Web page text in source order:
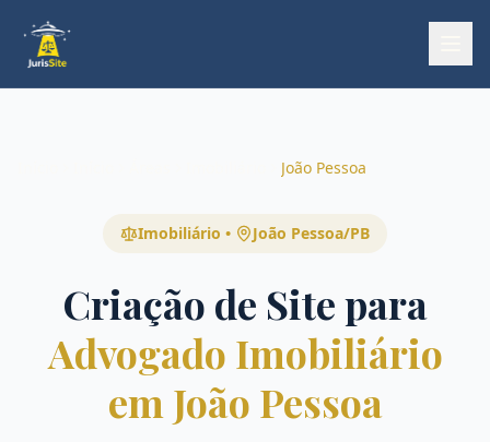
João Pessoa
Imobiliário • João Pessoa/PB
Criação de Site para
Advogado Imobiliário
em João Pessoa